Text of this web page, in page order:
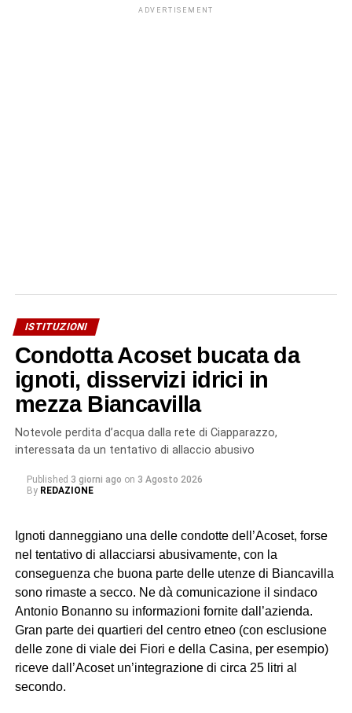
ADVERTISEMENT
ISTITUZIONI
Condotta Acoset bucata da
ignoti, disservizi idrici in
mezza Biancavilla
Notevole perdita d’acqua dalla rete di Ciapparazzo,
interessata da un tentativo di allaccio abusivo
Published 3 giorni ago on 3 Agosto 2026
By REDAZIONE
Ignoti danneggiano una delle condotte dell’Acoset, forse
nel tentativo di allacciarsi abusivamente, con la
conseguenza che buona parte delle utenze di Biancavilla
sono rimaste a secco. Ne dà comunicazione il sindaco
Antonio Bonanno su informazioni fornite dall’azienda.
Gran parte dei quartieri del centro etneo (con esclusione
delle zone di viale dei Fiori e della Casina, per esempio)
riceve dall’Acoset un’integrazione di circa 25 litri al
secondo.